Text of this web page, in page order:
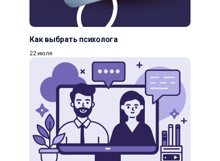
Как выбрать психолога
22 июля